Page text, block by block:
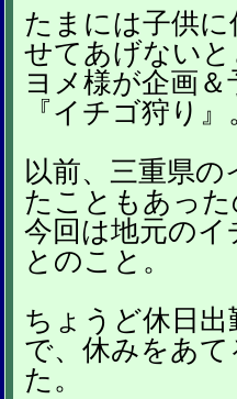
たまには子供
せてあげない
ヨメ様が企画
『イチゴ狩り
以前、三重県
たこともあっ
今回は地元の
とのこと。
ちょうど休日
で、休みをあ
た。